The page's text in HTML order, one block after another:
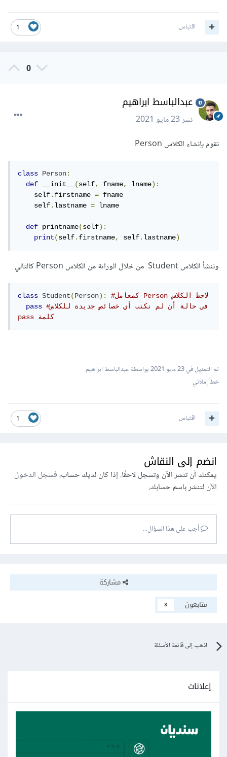
1 اقتباس
0
عبدالباسط ابراهيم
نشر23 مايو 2021
نقوم بإنشاء الكلاس Person
class Person:
def
__init__(self, fname, lname):
    self
.firstname = fname
    self
.lastname = lname
def printname(self):
print(self.firstname, self.lastname)
وننشأ الكلاس Student من خلال الوراثة من الكلاس Person كالتالي
class Student(Person):
pass
#في حالة أن لم نكتب أي خصائص جديدة للكلاس
تم التعديل في23 مايو 2021
بواسطة عبدالباسط ابراهيم
خطأ إملائي
1 اقتباس
انضم إلى النقاش
يمكنك أن تنشر الآن وتسجل لاحقًا. إذا كان لديك حساب،فسجل الدخول
الآنلتنشر باسم حسابك.
أجب على هذا السؤال...
مشاركة
متابعون
3
اذهب إلى قائمة الأسئلة
إعلانات